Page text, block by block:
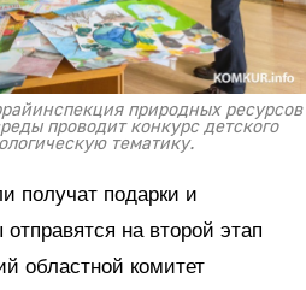
природных ресурсов
проводит конкурс детского
тематику.
получат подарки и
на второй этап
областной комитет